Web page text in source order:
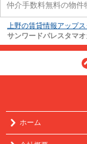
仲介手数料無料の物件
上野の賃貸情報アップ
サンワードパレスタマオ
ホーム